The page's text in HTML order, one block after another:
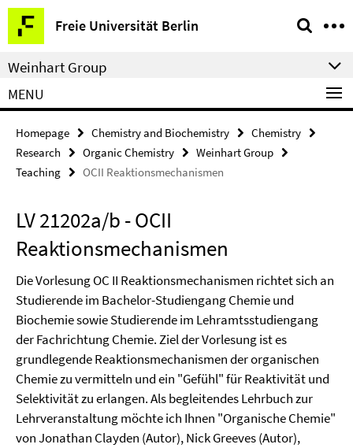
Springe
direkt
zu
Inhalt
Freie Universität Berlin
Service
Navigation
Weinhart Group
MENU
Homepage Chemistry and Biochemistry
Chemistry
Research
Organic Chemistry
Weinhart Group
Teaching
OCII Reaktionsmechanismen
LV 21202a/b - OCII
Reaktionsmechanismen
Die Vorlesung OC II Reaktionsmechanismen richtet sich an
Studierende im Bachelor-Studiengang Chemie und
Biochemie sowie Studierende im Lehramtsstudiengang
der Fachrichtung Chemie. Ziel der Vorlesung ist es
grundlegende Reaktionsmechanismen der organischen
Chemie zu vermitteln und ein "Gefühl" für Reaktivität und
Selektivität zu erlangen. Als begleitendes Lehrbuch zur
Lehrveranstaltung möchte ich Ihnen "Organische Chemie"
von Jonathan Clayden (Autor), Nick Greeves (Autor),